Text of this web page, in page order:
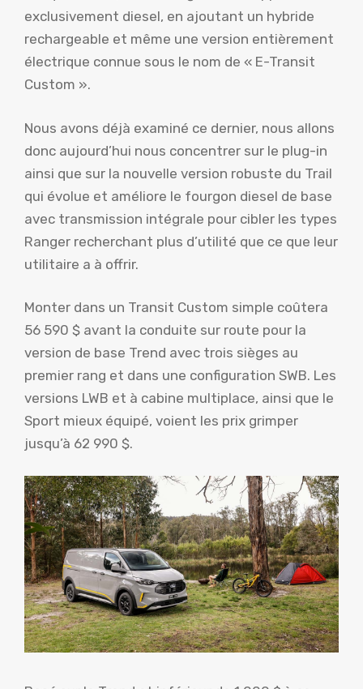
exclusivement diesel, en ajoutant un hybride
rechargeable et même une version entièrement
électrique connue sous le nom de « E-Transit
Custom ».
Nous avons déjà examiné ce dernier, nous allons
donc aujourd’hui nous concentrer sur le plug-in
ainsi que sur la nouvelle version robuste du Trail
qui évolue et améliore le fourgon diesel de base
avec transmission intégrale pour cibler les types
Ranger recherchant plus d’utilité que ce que leur
utilitaire a à offrir.
Monter dans un Transit Custom simple coûtera
56 590 $ avant la conduite sur route pour la
version de base Trend avec trois sièges au
premier rang et dans une configuration SWB. Les
versions LWB et à cabine multiplace, ainsi que le
Sport mieux équipé, voient les prix grimper
jusqu’à 62 990 $.